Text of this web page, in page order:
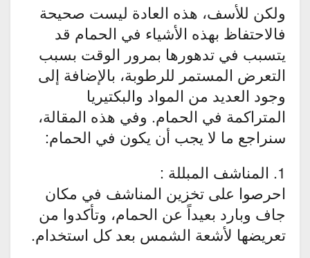
ولكن للأسف، هذه العادة ليست صحيحة
فالاحتفاظ بهذه الأشياء في الحمام قد
يتسبب في تدهورها بمرور الوقت بسبب
التعرض المستمر للرطوبة، بالإضافة إلى
وجود العديد من المواد والبكتيريا
المتراكمة في الحمام. وفي هذه المقالة،
سنراجع ما لا يجب أن يكون في الحمام:
1. المناشف المبللة :
احرصوا على تخزين المناشف في مكان
جاف وبارد بعيداً عن الحمام، وتأكدوا من
تعريضها لأشعة الشمس بعد كل استخدام.